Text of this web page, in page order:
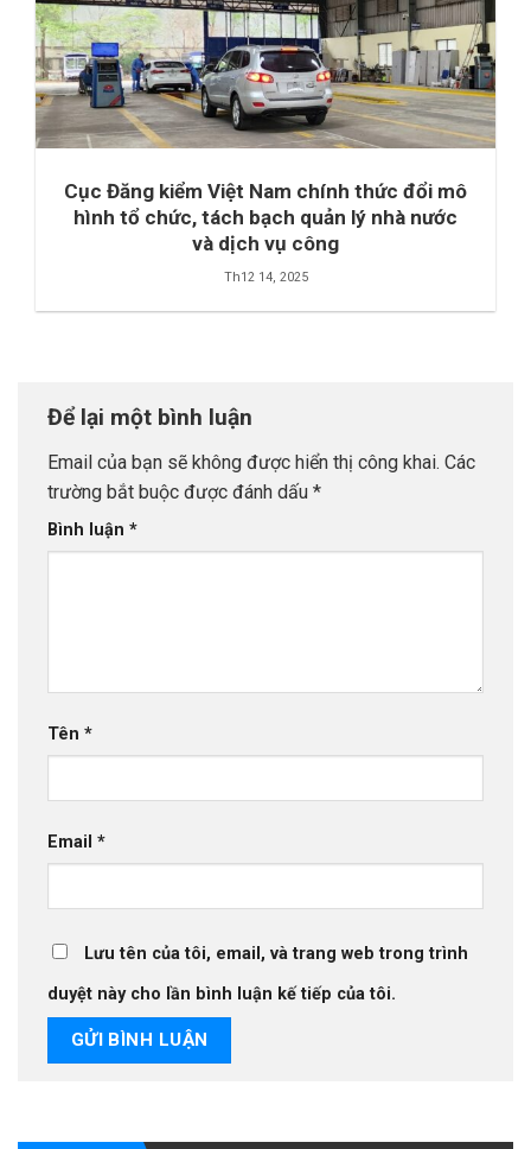
Cục Đăng kiểm Việt Nam chính thức đổi mô
hình tổ chức, tách bạch quản lý nhà nước
và dịch vụ công
Th12 14, 2025
Để lại một bình luận
Email của bạn sẽ không được hiển thị công khai. Các
trường bắt buộc được đánh dấu *
Bình luận *
Tên *
Email *
Lưu tên của tôi, email, và trang web trong trình
duyệt này cho lần bình luận kế tiếp của tôi.